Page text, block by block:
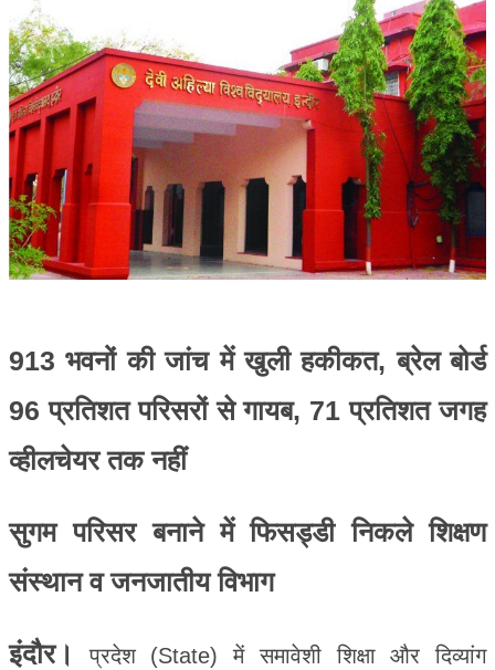
913 भवनों की जांच में खुली हकीकत, ब्रेल बोर्ड
96 प्रतिशत परिसरों से गायब, 71 प्रतिशत जगह
व्हीलचेयर तक नहीं
सुगम परिसर बनाने में फिसड्डी निकले शिक्षण
संस्थान व जनजातीय विभाग
इंदौर।
प्रदेश (State) में समावेशी शिक्षा और दिव्यांग